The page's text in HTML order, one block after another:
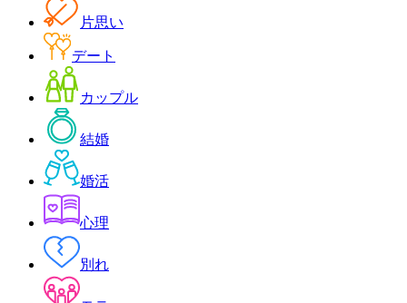
片思い
デート
カップル
結婚
婚活
心理
別れ